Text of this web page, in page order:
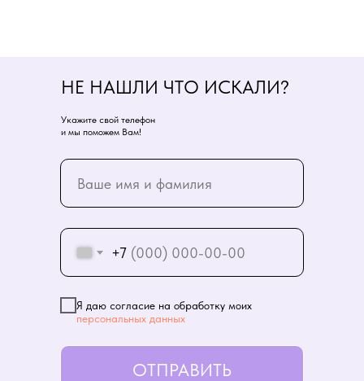
+7
Я даю согласие на обработку моих
персональных данных
ОТПРАВИТЬ
НЕ НАШЛИ ЧТО ИСКАЛИ?
Укажите свой телефон
и мы поможем Вам!